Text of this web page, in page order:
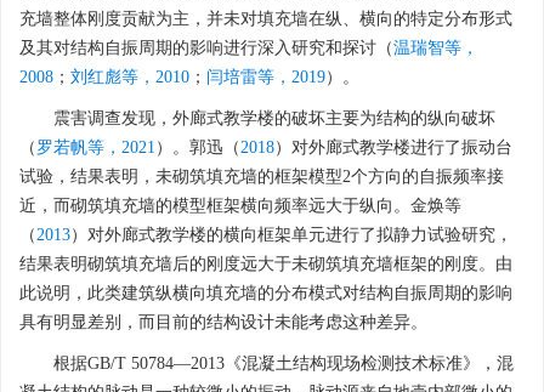
充墙整体刚度贡献为主，并未对填充墙在纵、横向的特定分布形式
及其对结构自振周期的影响进行深入研究和探讨（温瑞智等，
2008 ； 刘红彪等，2010 ； 闫培雷等，2019）。
震害调查发现，外廊式教学楼的破坏主要为结构的纵向破坏
（ 罗若帆等，2021 ）。郭迅（2018）对外廊式教学楼进行了振动台
试验，结果表明，未砌筑填充墙的框架模型2个方向的自振频率接
近，而砌筑填充墙的模型框架横向频率远大于纵向。金焕等
（2013）对外廊式教学楼的横向框架单元进行了拟静力试验研究，
结果表明砌筑填充墙后的刚度远大于未砌筑填充墙框架的刚度。由
此说明，此类建筑纵横向填充墙的分布模式对结构自振周期的影响
具有明显差别，而目前的结构设计未能考虑这种差异。
根据GB/T 50784—2013《混凝土结构现场检测技术标准》，混